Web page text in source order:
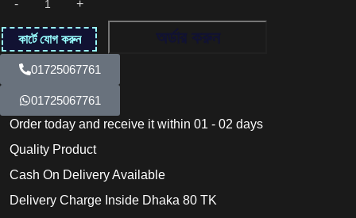
কার্টে যোগ করুন অর্ডার করুন
01725067761
01725067761
Order today and receive it within 01 - 02 days
Quality Product
Cash On Delivery Available
Delivery Charge Inside Dhaka 80 TK